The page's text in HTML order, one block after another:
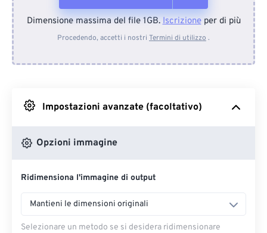
Dal dispositivo
Da Google Drive
Dimensione massima del file 1GB.Iscrizioneper di più
Procedendo, accetti i nostri Termini di utilizzo .
Impostazioni avanzate (facoltativo)
Opzioni immagine
Ridimensiona l'immagine di output
Mantieni le dimensioni originali
Selezionare un metodo se si desidera ridimensionare